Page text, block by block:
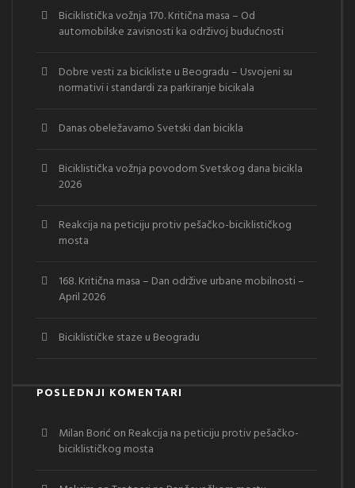
Biciklistička vožnja 170. Kritična masa – Od
automobilske zavisnosti ka održivoj budućnosti
Dobre vesti za bicikliste u Beogradu – Usvojeni su
normativi i standardi za parkiranje bicikala
Danas obeležavamo Svetski dan bicikla
Biciklistička vožnja povodom Svetskog dana bicikla
2026
Reakcija na peticiju protiv pešačko-biciklističkog
mosta
168. Kritična masa – Dan održive urbane mobilnosti –
April 2026
Biciklističke staze u Beogradu
POSLEDNJI KOMENTARI
Milan Borić on Reakcija na peticiju protiv pešačko-
biciklističkog mosta